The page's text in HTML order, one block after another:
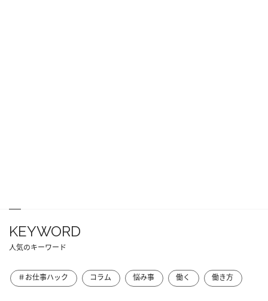
KEYWORD
人気のキーワード
＃お仕事ハック コラム 悩み事 働く 働き方